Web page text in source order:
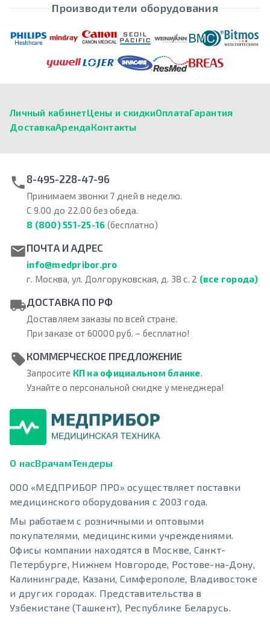
Производители оборудования
Личный кабинетЦены и скидкиОплатаГарантия
ДоставкаАрендаКонтакты
8-495-228-47-96
Принимаем звонки 7 дней в неделю.
С 9.00 до 22.00 без обеда.
8 (800) 551-25-16 (бесплатно)
ПОЧТА И АДРЕС
info@medpribor.pro
г. Москва, ул. Долгоруковская, д. 38 с. 2 (все города)
ДОСТАВКА ПО РФ
Доставляем заказы по всей стране.
При заказе от 60000 руб. – бесплатно!
КОММЕРЧЕСКОЕ ПРЕДЛОЖЕНИЕ
Запросите КП на официальном бланке
Узнайте о персональной скидке у менеджера!
О насВрачамТендеры
ООО «МЕДПРИБОР ПРО» осуществляет поставки
медицинского оборудования с 2003 года.
Мы работаем с розничными и оптовыми
покупателями, медицинскими учреждениями.
Офисы компании находятся в Москве, Санкт-
Петербурге, Нижнем Новгороде, Ростове-на-Дону,
Калининграде, Казани, Симферополе, Владивостоке
и других городах. Представительства в
Узбекистане (Ташкент), Республике Беларусь.